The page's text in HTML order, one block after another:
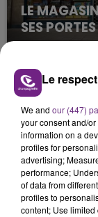
LE
SES PORTES
C'était l'une
rémois. Le
fermer ses
TITRES
21h04
21h04
Le
We and our (447)
your consent and/
information on a
profiles for
advertising;
performance;
of data from
profiles to
content; Use limited